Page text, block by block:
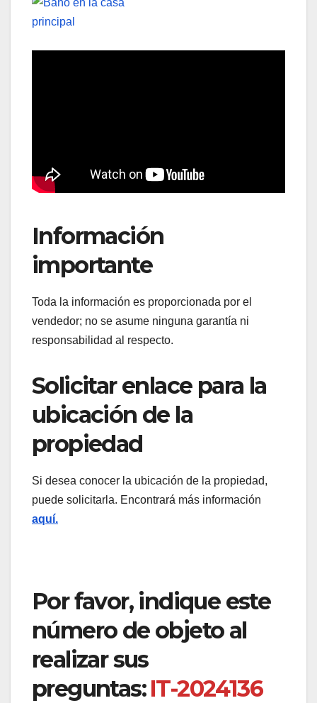
Información
importante
Toda la información es proporcionada por el
vendedor; no se asume ninguna garantía ni
responsabilidad al respecto.
Solicitar enlace para la
ubicación de la
propiedad
Si desea conocer la ubicación de la propiedad,
puede solicitarla. Encontrará más información
aquí.
Por favor, indique este
número de objeto al
realizar sus
preguntas: IT-2024136